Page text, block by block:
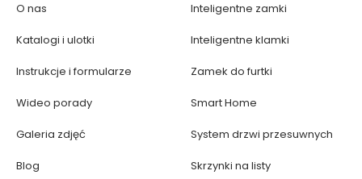
O nas
Katalogi i ulotki
Instrukcje i formularze
Wideo porady
Galeria zdjęć
Blog
Inteligentne zamki
Inteligentne klamki
Zamek do furtki
Smart Home
System drzwi przesuwnych
Skrzynki na listy